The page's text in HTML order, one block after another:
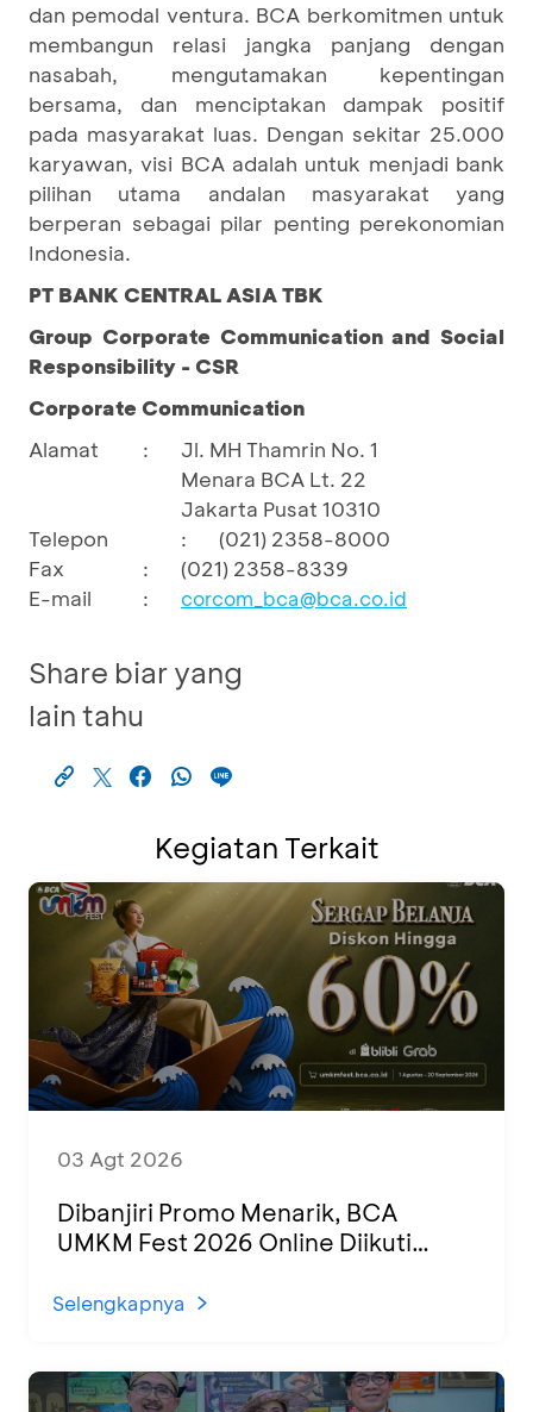
dan pemodal ventura. BCA berkomitmen untuk
membangun relasi jangka panjang dengan
nasabah, mengutamakan kepentingan
bersama, dan menciptakan dampak positif
pada masyarakat luas. Dengan sekitar 25.000
karyawan, visi BCA adalah untuk menjadi bank
pilihan utama andalan masyarakat yang
berperan sebagai pilar penting perekonomian
Indonesia.
PT BANK CENTRAL ASIA TBK
Group Corporate Communication and Social
Responsibility - CSR
Corporate Communication
Alamat
:
Jl. MH Thamrin No. 1
Menara BCA Lt. 22
Jakarta Pusat 10310
Telepon
:
(021) 2358-8000
Fax
:
(021) 2358-8339
E-mail
: corcom_bca@bca.co.id
Share biar yang
lain tahu
Kegiatan Terkait
03 Agt 2026
Dibanjiri Promo Menarik, BCA
UMKM Fest 2026 Online Diikuti
Selengkapnya